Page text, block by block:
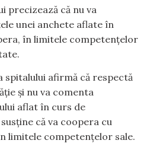
precizează că nu va
unei anchete aflate în
în limitele competențelor
spitalului afirmă că respectă
și nu va comenta
aflat în curs de
că va coopera cu
limitele competențelor sale.